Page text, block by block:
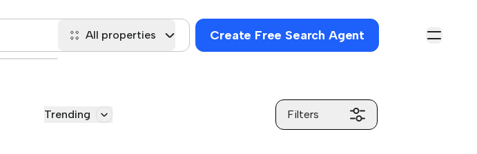
All properties Create Free Search Agent
Trending Filters